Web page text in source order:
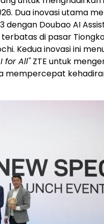
Dua inovasi utama
dengan Doubao AI
di pasar
Kedua inovasi ini
for All"ZTE untuk
mempercepat